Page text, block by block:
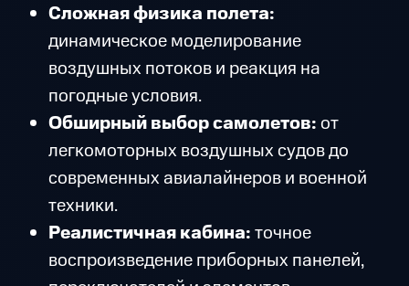
Сложная физика полета:
динамическое моделирование
воздушных потоков и реакция на
погодные условия.
Обширный выбор самолетов:от
легкомоторных воздушных судов до
современных авиалайнеров и военной
техники.
Реалистичная кабина:точное
воспроизведение приборных панелей,